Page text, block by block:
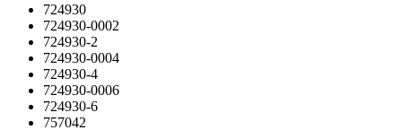
724930
724930-0002
724930-2
724930-0004
724930-4
724930-0006
724930-6
757042